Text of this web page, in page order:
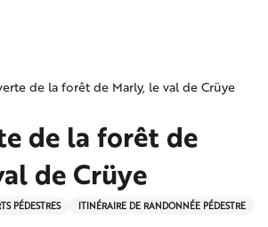
de la forêt de Marly, le val de Crüye
de la forêt de
de Crüye
PÉDESTRES ITINÉRAIRE DE RANDONNÉE PÉDESTRE